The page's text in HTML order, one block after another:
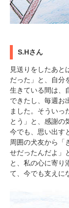
S.Hさん
見送りをしたあと
だった」と、自分
生きている間は、
できたし、毎週お
ました。そういっ
とう」と、感謝の
今でも、思い出す
周囲の犬友から「
せだったんだよ」
と、私の心に寄り
て、今でも支えに